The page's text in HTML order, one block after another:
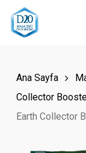
Skip
Ana Sayfa
Collector
Earth Collector